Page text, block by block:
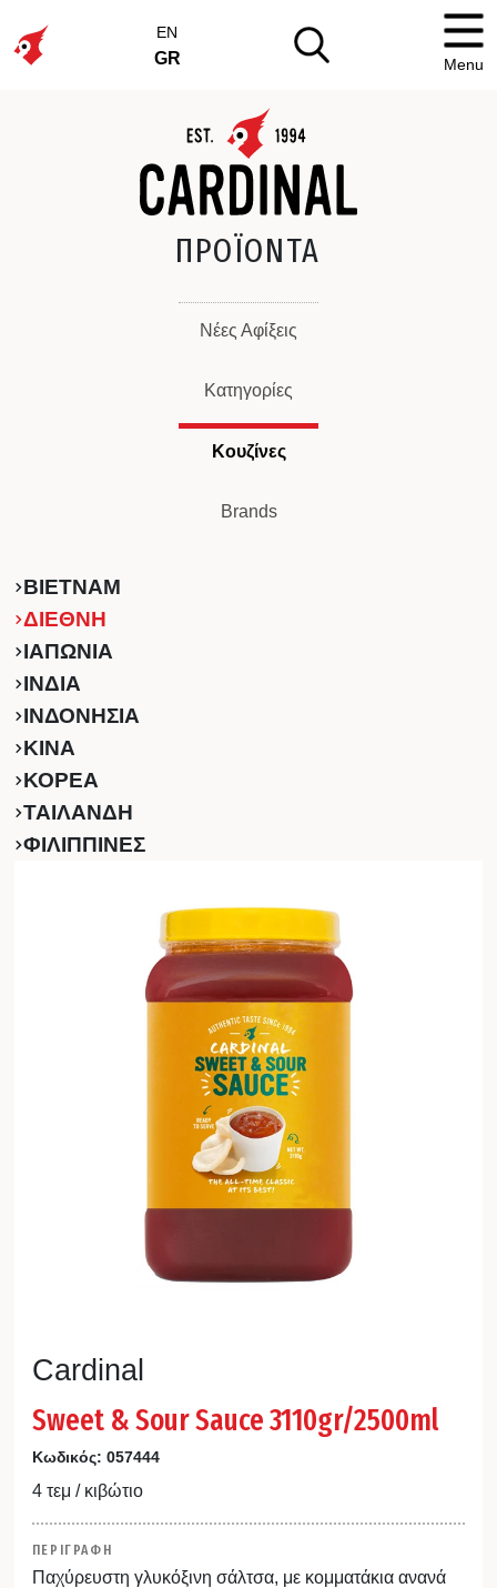
EN
GR Menu
ΠΡΟΪΟΝΤΑ
Νέες Αφίξεις
Κατηγορίες
Κουζίνες
Brands
ΒΙΕΤΝΑΜ
ΔΙΕΘΝΗ
ΙΑΠΩΝΙΑ
ΙΝΔΙΑ
ΙΝΔΟΝΗΣΙΑ
ΚINA
ΚΟΡΕΑ
ΤΑΙΛΑΝΔΗ
ΦΙΛΙΠΠΙΝΕΣ
Cardinal
Sweet & Sour Sauce 3110gr/2500ml
Κωδικός: 057444
4 τεμ / κιβώτιο
ΠΕΡΙΓΡΑΦΗ
Παχύρευστη γλυκόξινη σάλτσα, με κομματάκια ανανά